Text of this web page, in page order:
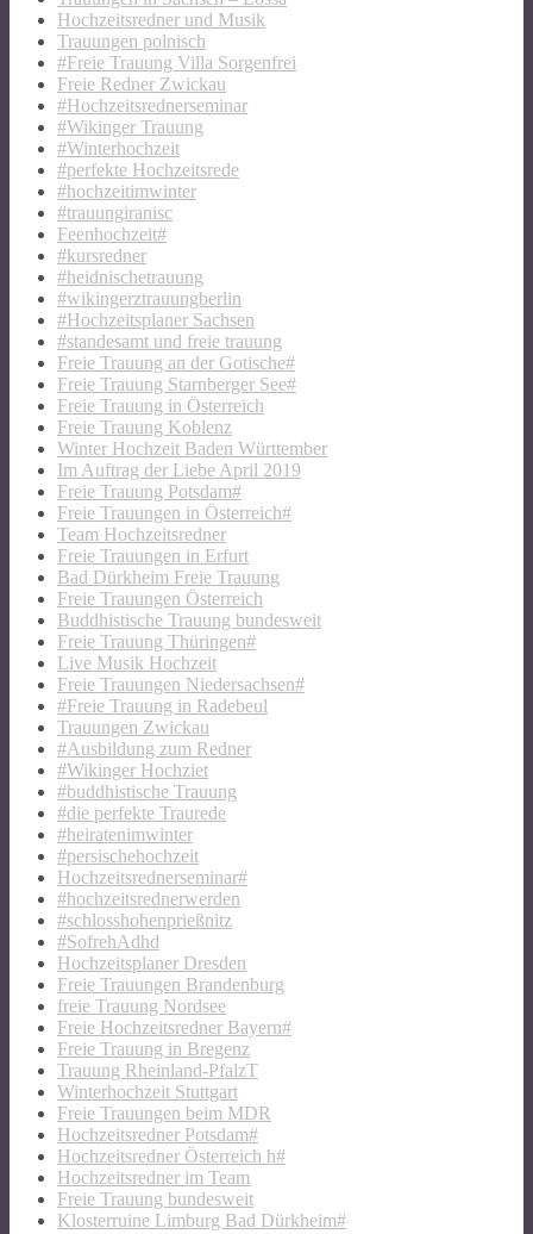
Hochzeitsredner und Musik
Trauungen polnisch
#Freie Trauung Villa Sorgenfrei
Freie Redner Zwickau
#Hochzeitsrednerseminar
#Wikinger Trauung
#Winterhochzeit
#perfekte Hochzeitsrede
#hochzeitimwinter
#trauungiranisc
Feenhochzeit#
#kursredner
#heidnischetrauung
#wikingerztrauungberlin
#Hochzeitsplaner Sachsen
#standesamt und freie trauung
Freie Trauung an der Gotische#
Freie Trauung Starnberger See#
Freie Trauung in Österreich
Freie Trauung Koblenz
Winter Hochzeit Baden Württember
Im Auftrag der Liebe April 2019
Freie Trauung Potsdam#
Freie Trauungen in Österreich#
Team Hochzeitsredner
Freie Trauungen in Erfurt
Bad Dürkheim Freie Trauung
Freie Trauungen Österreich
Buddhistische Trauung bundesweit
Freie Trauung Thüringen#
Live Musik Hochzeit
Freie Trauungen Niedersachsen#
#Freie Trauung in Radebeul
Trauungen Zwickau
#Ausbildung zum Redner
#Wikinger Hochziet
#buddhistische Trauung
#die perfekte Traurede
#heiratenimwinter
#persischehochzeit
Hochzeitsrednerseminar#
#hochzeitsrednerwerden
#schlosshohenprießnitz
#SofrehAdhd
Hochzeitsplaner Dresden
Freie Trauungen Brandenburg
freie Trauung Nordsee
Freie Hochzeitsredner Bayern#
Freie Trauung in Bregenz
Trauung Rheinland-PfalzT
Winterhochzeit Stuttgart
Freie Trauungen beim MDR
Hochzeitsredner Potsdam#
Hochzeitsredner Österreich h#
Hochzeitsredner im Team
Freie Trauung bundesweit
Klosterruine Limburg Bad Dürkheim#